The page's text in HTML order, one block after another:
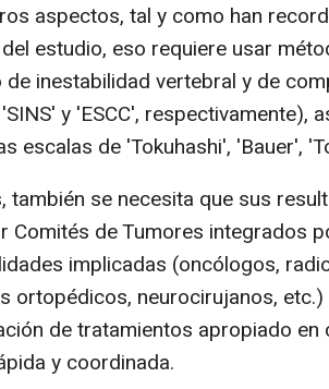
aspectos, tal y como han
estudio, eso requiere usar
de inestabilidad vertebral y de
y 'ESCC', respectivamente),
escalas de 'Tokuhashi', 'Bauer',
también se necesita que sus
Comités de Tumores integrados
implicadas (oncólogos,
ortopédicos, neurocirujanos,
de tratamientos apropiado
y coordinada.